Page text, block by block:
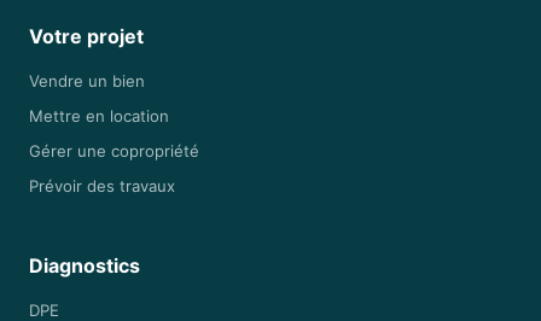
Votre projet
Vendre un bien
Mettre en location
Gérer une copropriété
Prévoir des travaux
Diagnostics
DPE